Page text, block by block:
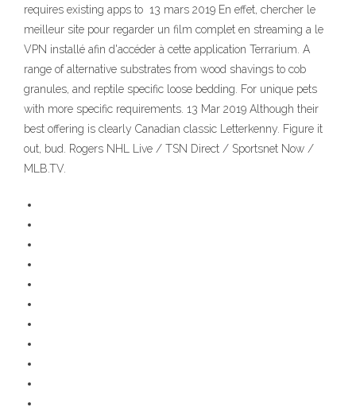
requires existing apps to 13 mars 2019 En effet, chercher le
meilleur site pour regarder un film complet en streaming a le
VPN installé afin d'accéder à cette application Terrarium. A
range of alternative substrates from wood shavings to cob
granules, and reptile specific loose bedding. For unique pets
with more specific requirements. 13 Mar 2019 Although their
best offering is clearly Canadian classic Letterkenny. Figure it
out, bud. Rogers NHL Live / TSN Direct / Sportsnet Now /
MLB.TV.